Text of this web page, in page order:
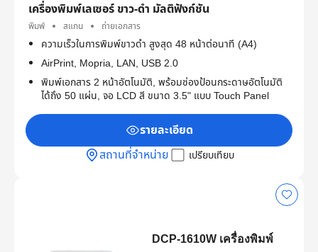
เครื่องพิมพ์เลเซอร์ ขาว-ดำ มัลติฟังก์ชัน
พิมพ์ สแกน ถ่ายเอกสาร
ความเร็วในการพิมพ์ขาวดำ สูงสุด 48 หน้าต่อนาที (A4)
AirPrint, Mopria, LAN, USB 2.0
พิมพ์เอกสาร 2 หน้าอัตโนมัติ, พร้อมช่องป้อนกระดาษอัตโนมัติ
ได้ถึง 50 แผ่น, จอ LCD สี ขนาด 3.5" แบบ Touch Panel
รายละเอียด
สถานที่จำหน่าย
เปรียบเทียบ
DCP-1610W เครื่องพิมพ์